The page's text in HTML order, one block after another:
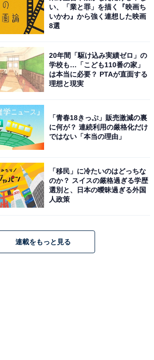
い、「業と罪」を描く『映画ち
いかわ』から強く連想した映画
8選
20年間「駆け込み実績ゼロ」の
学校も…「こども110番の家」
は本当に必要？ PTAが直面する
理想と現実
「青春18きっぷ」販売激減の裏
に何が？ 連続利用の厳格化だけ
ではない「本当の理由」
「移民」に冷たいのはどっちな
のか？ スイスの厳格過ぎる学歴
選別と、日本の曖昧過ぎる外国
人政策
連載をもっと見る